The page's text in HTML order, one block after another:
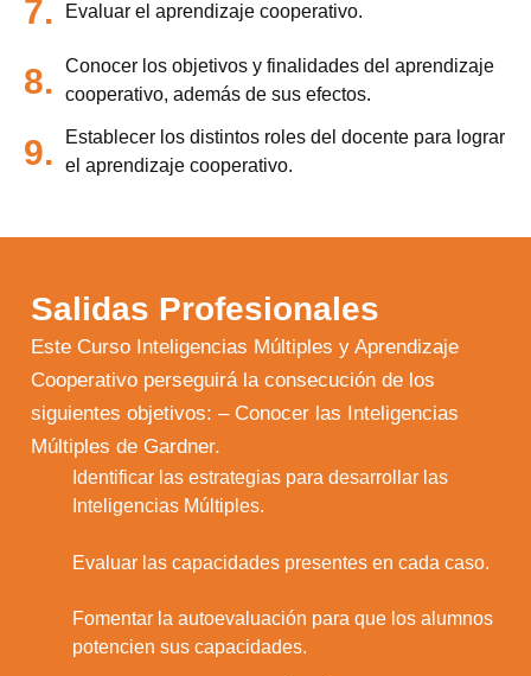
7. Evaluar el aprendizaje cooperativo.
8.
Conocer los objetivos y finalidades del aprendizaje
cooperativo, además de sus efectos.
9.
Establecer los distintos roles del docente para lograr
el aprendizaje cooperativo.
Salidas Profesionales
Este Curso Inteligencias Múltiples y Aprendizaje
Cooperativo perseguirá la consecución de los
siguientes objetivos: – Conocer las Inteligencias
Múltiples de Gardner.
Identificar las estrategias para desarrollar las
Inteligencias Múltiples.
Evaluar las capacidades presentes en cada caso.
Fomentar la autoevaluación para que los alumnos
potencien sus capacidades.